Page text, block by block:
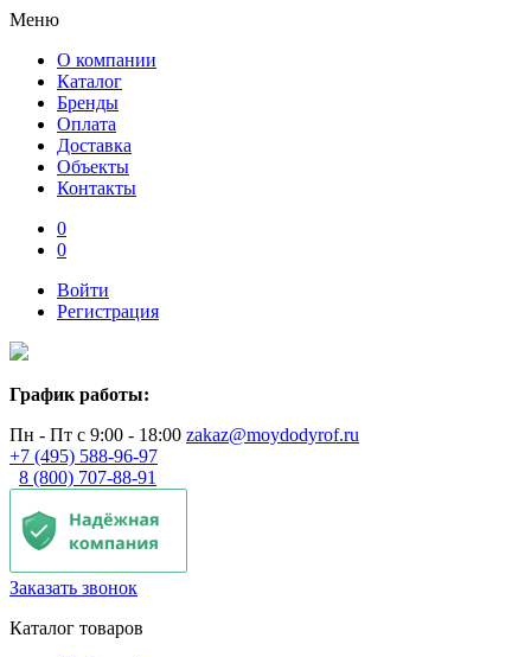
Меню
О компании
Каталог
Бренды
Оплата
Доставка
Объекты
Контакты
0
0
Войти
Регистрация
График работы:
Пн - Пт с 9:00 - 18:00 zakaz@moydodyrof.ru
+7 (495) 588-96-97
8 (800) 707-88-91
Заказать звонок
Каталог товаров